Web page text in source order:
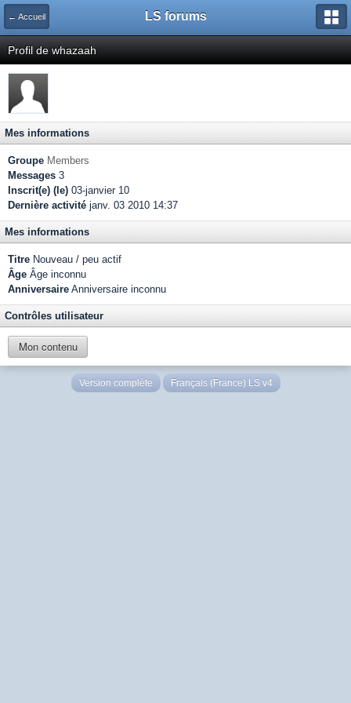
← Accueil LS forums
Profil de whazaah
Mes informations
Groupe Members
Messages 3
Inscrit(e) (le) 03-janvier 10
Dernière activité janv. 03 2010 14:37
Mes informations
Titre Nouveau / peu actif
Âge Âge inconnu
Anniversaire Anniversaire inconnu
Contrôles utilisateur
Mon contenu
Version complète Français (France) LS v4